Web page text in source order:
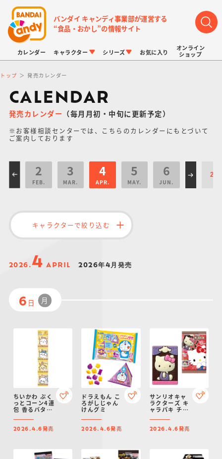
バンダイ キャンディ事業部が運営する
“食品・おかし”の情報サイト
カレンダー キャラクター
LINK TRAVELERS
仮面ライダーシリー
ズ
スーパー戦隊シリー
プリキュアシリーズ
ガンダムシリーズ
ドラゴンボール
シリーズ
チョコボックス
キャラパキ
チョコサプ
にふぉるめーしょん
＆スクエアシール
ポケモンキッズ
お気に入り
オンライン
ショップ
トップ 発売カレンダー
CALENDAR
発売カレンダー （毎月月初・中旬に更新予定）
※お客様相談センターでは、こちらのカレンダーにもとづいて
ご案内しております
2
FEB.
3
MAR.
4
APR.
5
MAY.
6
JUN.
キャラクターで絞り込む
2026.4 APRIL 2026年4月発売
6 日 月
ちいかわ ぷく
っとコーン4連
包 香るバター
2026.4.6発売
ドラえもん こ
ろがしじゃん
けんグミ
2026.4.6発売
サンリオキャ
ラクターズ キ
ャラパキ チョ
（2026年4月
リニューア
2026.4.6発売